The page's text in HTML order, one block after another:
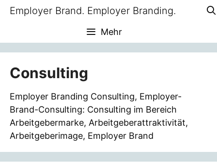
ZumEmployer Brand. Employer Branding.
Mehr
Consulting
Employer Branding Consulting, Employer-
Brand-Consulting: Consulting im Bereich
Arbeitgebermarke, Arbeitgeberattraktivität,
Arbeitgeberimage, Employer Brand